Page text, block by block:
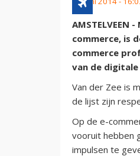
commerce, is
commerce
van de
Van der Zee is
de lijst zijn
Op de e-
vooruit hebben
impulsen te